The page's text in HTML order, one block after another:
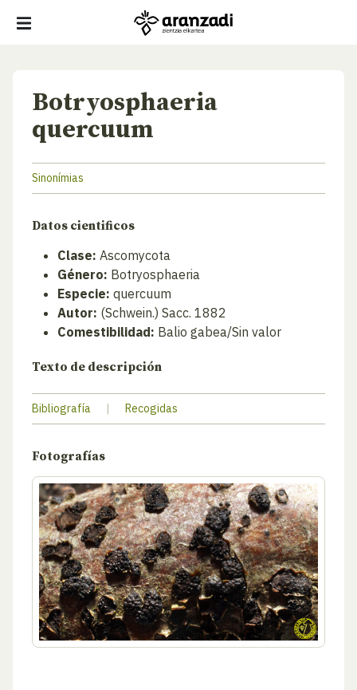
Botryosphaeria
quercuum
Sinonímias
Datos cientificos
Clase: Ascomycota
Género: Botryosphaeria
Especie: quercuum
Autor: (Schwein.) Sacc. 1882
Comestibilidad: Balio gabea/Sin valor
Texto de descripción
Bibliografía | Recogidas
Fotografías